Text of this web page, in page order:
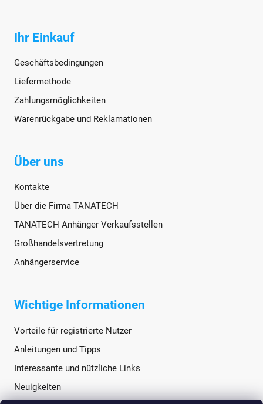
Ihr Einkauf
Geschäftsbedingungen
Liefermethode
Zahlungsmöglichkeiten
Warenrückgabe und Reklamationen
Über uns
Kontakte
Über die Firma TANATECH
TANATECH Anhänger Verkaufsstellen
Großhandelsvertretung
Anhängerservice
Wichtige Informationen
Vorteile für registrierte Nutzer
Anleitungen und Tipps
Interessante und nützliche Links
Neuigkeiten